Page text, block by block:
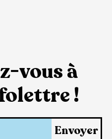
vous à
!
Envoyer